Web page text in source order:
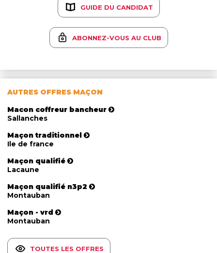
GUIDE DU CANDIDAT
ABONNEZ-VOUS AU CLUB
AUTRES OFFRES MAÇON
Macon coffreur bancheur
Sallanches
Maçon traditionnel
Ile de france
Maçon qualifié
Lacaune
Maçon qualifié n3p2
Montauban
Maçon - vrd
Montauban
TOUTES LES OFFRES